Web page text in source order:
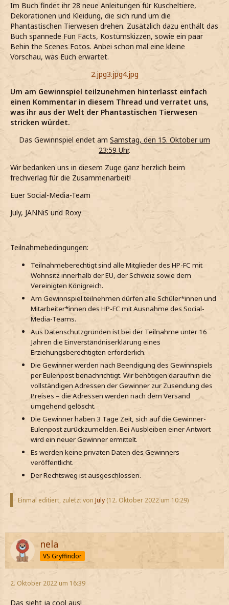
Im Buch findet ihr 28 neue Anleitungen für Kuscheltiere,
Dekorationen und Kleidung, die sich rund um die
Phantastischen Tierwesen drehen. Zusätzlich dazu enthält das
Buch spannede Fun Facts, Kostümskizzen, sowie ein paar
Behin the Scenes Fotos. Anbei schon mal eine kleine
Vorschau, was Euch erwartet.
2.jpg3.jpg4.jpg
Um am Gewinnspiel teilzunehmen hinterlasst einfach
einen Kommentar in diesem Thread und verratet uns,
was ihr aus der Welt der Phantastischen Tierwesen
stricken würdet.
Das Gewinnspiel endet am Samstag, den 15. Oktober um
23:59 Uhr.
Wir bedanken uns in diesem Zuge ganz herzlich beim
frechverlag für die Zusammenarbeit!
Euer Social-Media-Team
July, JANNiS und Roxy
Teilnahmebedingungen:
Teilnahmeberechtigt sind alle Mitglieder des HP-FC mit
Wohnsitz innerhalb der EU, der Schweiz sowie dem
Vereinigten Königreich.
Am Gewinnspiel teilnehmen dürfen alle Schüler*innen und
Mitarbeiter*innen des HP-FC mit Ausnahme des Social-
Media-Teams.
Aus Datenschutzgründen ist bei der Teilnahme unter 16
Jahren die Einverständniserklärung eines
Erziehungsberechtigten erforderlich.
Die Gewinner werden nach Beendigung des Gewinnspiels
per Eulenpost benachrichtigt. Wir benötigen daraufhin die
vollständigen Adressen der Gewinner zur Zusendung des
Preises – die Adressen werden nach dem Versand
umgehend gelöscht.
Die Gewinner haben 3 Tage Zeit, sich auf die Gewinner-
Eulenpost zurückzumelden. Bei Ausbleiben einer Antwort
wird ein neuer Gewinner ermittelt.
Es werden keine privaten Daten des Gewinners
veröffentlicht.
Der Rechtsweg ist ausgeschlossen.
Einmal editiert, zuletzt von July (12. Oktober 2022 um 10:29)
nela
VS Gryffindor
2. Oktober 2022 um 16:39
Das sieht ja cool aus!